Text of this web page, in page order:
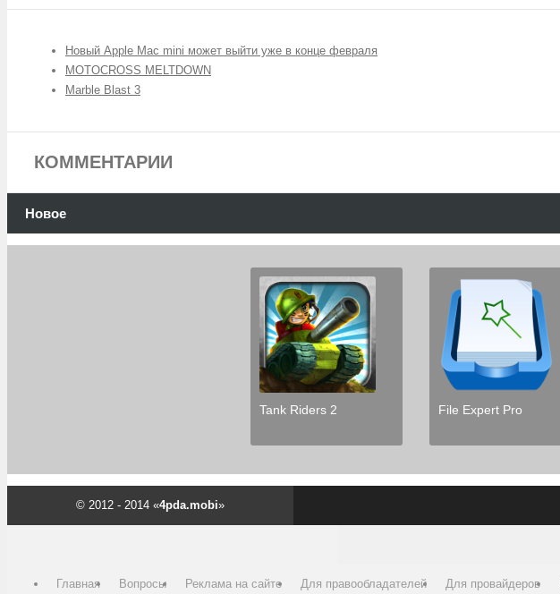
Новый Apple Mac mini может выйти уже в конце февраля
MOTOCROSS MELTDOWN
Marble Blast 3
КОММЕНТАРИИ
Новое
Tank Riders 2 File Expert Pro
© 2012 - 2014 «4pda.mobi»
Главная Вопросы Реклама на сайте Для правообладателей Для провайдеров